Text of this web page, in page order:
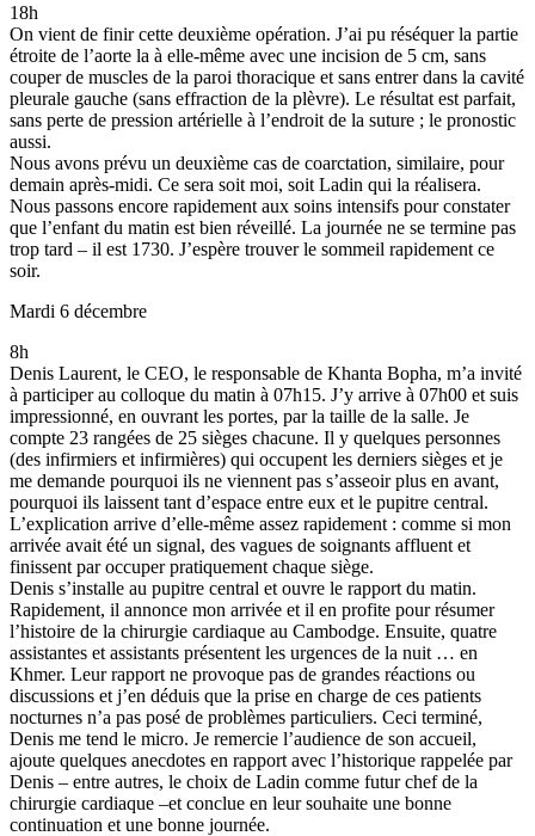
18h
On vient de finir cette deuxième opération. J’ai pu réséquer la partie
étroite de l’aorte la à elle-même avec une incision de 5 cm, sans
couper de muscles de la paroi thoracique et sans entrer dans la cavité
pleurale gauche (sans effraction de la plèvre). Le résultat est parfait,
sans perte de pression artérielle à l’endroit de la suture ; le pronostic
aussi.
Nous avons prévu un deuxième cas de coarctation, similaire, pour
demain après-midi. Ce sera soit moi, soit Ladin qui la réalisera.
Nous passons encore rapidement aux soins intensifs pour constater
que l’enfant du matin est bien réveillé. La journée ne se termine pas
trop tard – il est 1730. J’espère trouver le sommeil rapidement ce
soir.
Mardi 6 décembre
8h
Denis Laurent, le CEO, le responsable de Khanta Bopha, m’a invité
à participer au colloque du matin à 07h15. J’y arrive à 07h00 et suis
impressionné, en ouvrant les portes, par la taille de la salle. Je
compte 23 rangées de 25 sièges chacune. Il y quelques personnes
(des infirmiers et infirmières) qui occupent les derniers sièges et je
me demande pourquoi ils ne viennent pas s’asseoir plus en avant,
pourquoi ils laissent tant d’espace entre eux et le pupitre central.
L’explication arrive d’elle-même assez rapidement : comme si mon
arrivée avait été un signal, des vagues de soignants affluent et
finissent par occuper pratiquement chaque siège.
Denis s’installe au pupitre central et ouvre le rapport du matin.
Rapidement, il annonce mon arrivée et il en profite pour résumer
l’histoire de la chirurgie cardiaque au Cambodge. Ensuite, quatre
assistantes et assistants présentent les urgences de la nuit … en
Khmer. Leur rapport ne provoque pas de grandes réactions ou
discussions et j’en déduis que la prise en charge de ces patients
nocturnes n’a pas posé de problèmes particuliers. Ceci terminé,
Denis me tend le micro. Je remercie l’audience de son accueil,
ajoute quelques anecdotes en rapport avec l’historique rappelée par
Denis – entre autres, le choix de Ladin comme futur chef de la
chirurgie cardiaque –et conclue en leur souhaite une bonne
continuation et une bonne journée.